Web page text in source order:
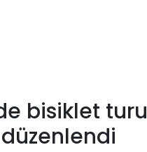
bisiklet turu